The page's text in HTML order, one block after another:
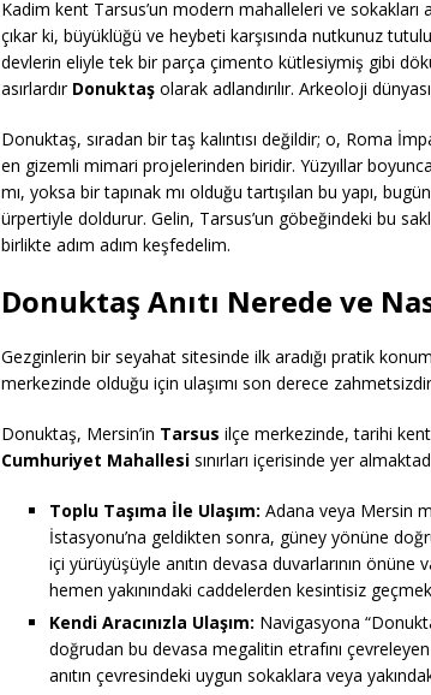
Kadim kent Tarsus’un modern mahalleleri ve sokakları
çıkar ki, büyüklüğü ve heybeti karşısında nutkunuz
devlerin eliyle tek bir parça çimento kütlesiymiş gibi
asırlardır Donuktaş olarak adlandırılır. Arkeoloji
Donuktaş, sıradan bir taş kalıntısı değildir; o, Roma
en gizemli mimari projelerinden biridir. Yüzyıllar
mı, yoksa bir tapınak mı olduğu tartışılan bu yapı,
ürpertiyle doldurur. Gelin, Tarsus’un göbeğindeki bu
birlikte adım adım keşfedelim.
Donuktaş Anıtı Nerede ve
Gezginlerin bir seyahat sitesinde ilk aradığı pratik
merkezinde olduğu için ulaşımı son derece
Donuktaş, Mersin’in Tarsus ilçe merkezinde, tarihi
Cumhuriyet Mahallesi sınırları içerisinde yer
Toplu Taşıma İle Ulaşım: Adana veya Mersin
İstasyonu’na geldikten sonra, güney yönüne
içi yürüyüşüyle anıtın devasa duvarlarının önüne
hemen yakınındaki caddelerden kesintisiz
Kendi Aracınızla Ulaşım: Navigasyona
doğrudan bu devasa megalitin etrafını çevreleyen
anıtın çevresindeki uygun sokaklara veya